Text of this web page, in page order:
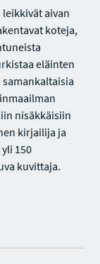
aivan
koteja,
eläinten
nisäkkäisiin
kirjailija ja
150
kuvittaja.